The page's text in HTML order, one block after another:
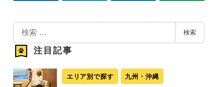
検
索
検索
注目記事
エリア別で探す 九州・沖縄